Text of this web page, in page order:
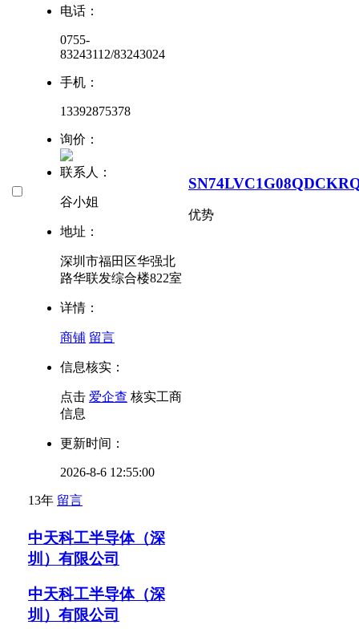
电话：
0755-
83243112/83243024
手机：
13392875378
询价：
联系人：
谷小姐
地址：
深圳市福田区华强北
路华联发综合楼822室
详情：
商铺 留言
信息核实：
点击 爱企查 核实工商
信息
更新时间：
2026-8-6 12:55:00
13年 留言
优势
中天科工半导体（深
圳）有限公司
中天科工半导体（深
圳）有限公司